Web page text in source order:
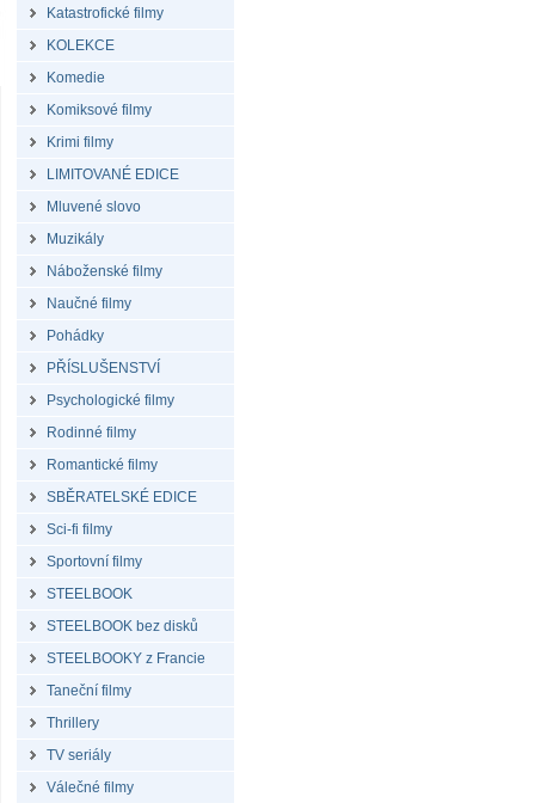
Katastrofické filmy
KOLEKCE
Komedie
Komiksové filmy
Krimi filmy
LIMITOVANÉ EDICE
Mluvené slovo
Muzikály
Náboženské filmy
Naučné filmy
Pohádky
PŘÍSLUŠENSTVÍ
Psychologické filmy
Rodinné filmy
Romantické filmy
SBĚRATELSKÉ EDICE
Sci-fi filmy
Sportovní filmy
STEELBOOK
STEELBOOK bez disků
STEELBOOKY z Francie
Taneční filmy
Thrillery
TV seriály
Válečné filmy